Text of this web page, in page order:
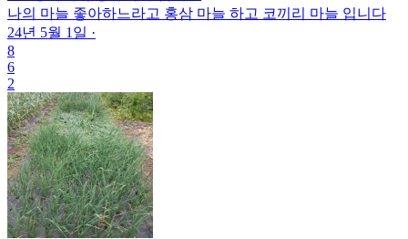
나의 마늘 좋아하느라고 홍삼 마늘 하고 코끼리 마늘 입니다
24년 5월 1일 ·
8
6
2